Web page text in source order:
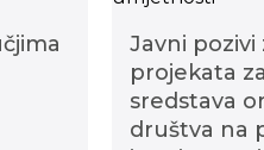
Javni
projekata
sredstava
društva na